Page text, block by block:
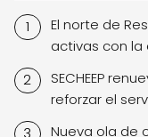
El norte de
activas con la
SECHEEP
reforzar el
Nueva ola de